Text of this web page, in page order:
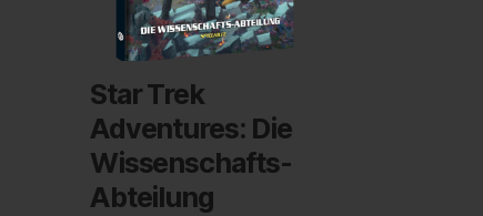
Star Trek
Adventures: Die
Wissenschafts-
Abteilung